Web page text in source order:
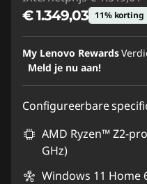
€ 1.349,03 11% korting
eCoupon-
eCoupon gebruiken :
My Lenovo Rewards
Meld je nu aan!
Configureerbare
AMD Ryzen™ Z2-
GHz)
Windows 11 Home